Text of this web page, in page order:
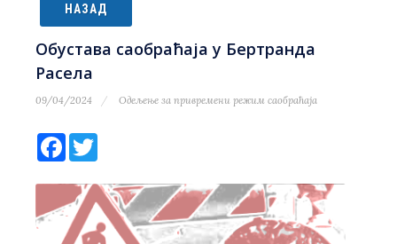
НАЗАД
Обустава саобраћаја у Бертранда
Расела
09/04/2024 Одељење за привремени режим саобраћаја
Facebook